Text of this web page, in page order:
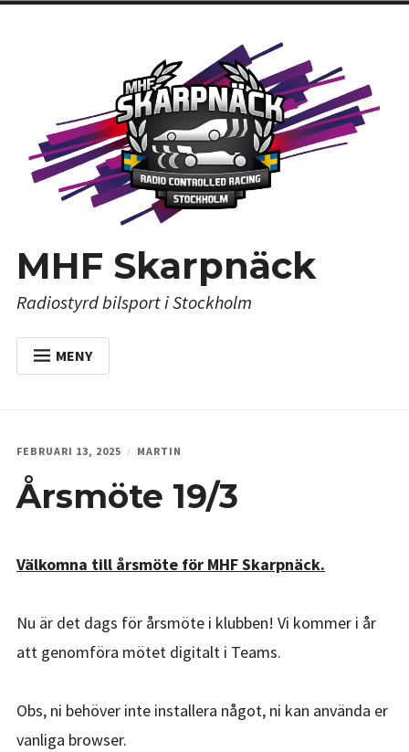
MHF Skarpnäck
Radiostyrd bilsport i Stockholm
MENY
VAD KOSTAR DET?
BLI MEDLEM
KONTAKT & ÖPPETTIDER
NY TILL RC-RACING?
VÄDRET PÅ STUBBEN
BUGGY RIOT
FEBRUARI 13, 2025 MARTIN
Årsmöte 19/3
Välkomna till årsmöte för MHF Skarpnäck.
Nu är det dags för årsmöte i klubben! Vi kommer i år
att genomföra mötet digitalt i Teams.
Obs, ni behöver inte installera något, ni kan använda er
vanliga browser.